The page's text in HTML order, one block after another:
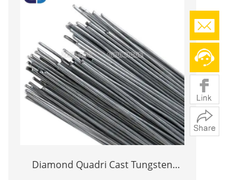
Diamond Quadri Cast Tungsten